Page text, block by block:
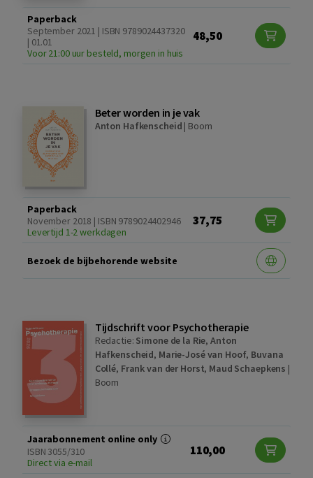
Paperback
September 2021 | ISBN 9789024437320
| 01.01
Voor 21:00 uur besteld, morgen in huis
48,50
Beter worden in je vak
Anton Hafkenscheid | Boom
Paperback
November 2018 | ISBN 9789024402946
Levertijd 1-2 werkdagen
37,75
Bezoek de bijbehorende website
Tijdschrift voor Psychotherapie
Redactie: Simone de la Rie,Anton
Hafkenscheid, Marie-José van Hoof, Buvana
Collé, Frank van der Horst, Maud Schaepkens |
Boom
Jaarabonnement online only
ISBN 3055/310
Direct via e-mail
110,00